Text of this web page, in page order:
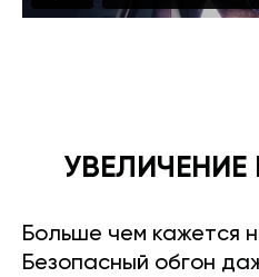
Больше чем кажется
Безопасный обгон